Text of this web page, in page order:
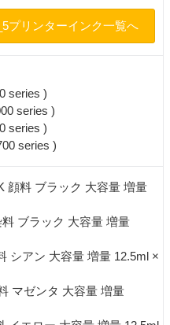
プリンターインク一覧へ
series )
series )
series )
series )
顔料 ブラック 大容量 増量
ブラック 大容量 増量
シアン 大容量 増量 12.5ml ×
マゼンタ 大容量 増量